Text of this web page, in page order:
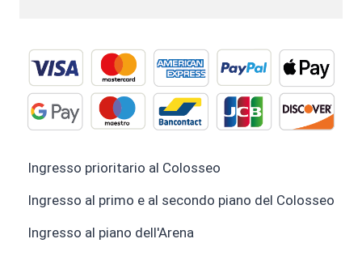
Ingresso prioritario al Colosseo
Ingresso al primo e al secondo piano del Colosseo
Ingresso al piano dell'Arena